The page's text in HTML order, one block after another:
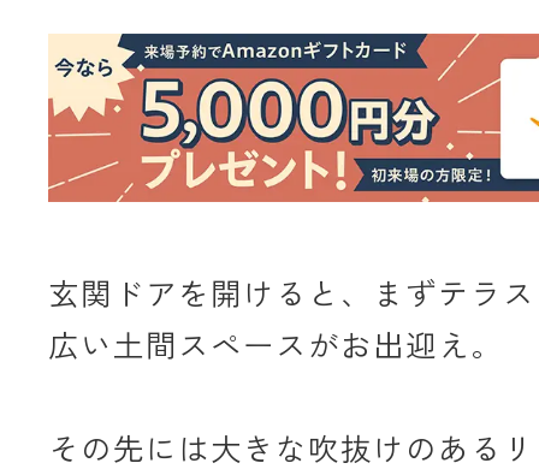
玄関ドアを開けると、まずテラ
広い土間スペースがお出迎え。
その先には大きな吹抜けのある